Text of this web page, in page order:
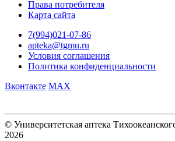
Права потребителя
Карта сайта
7(994)021-07-86
apteka@tgmu.ru
Условия соглашения
Политика конфиденциальности
Вконтакте MAX
© Университетская аптека
2026